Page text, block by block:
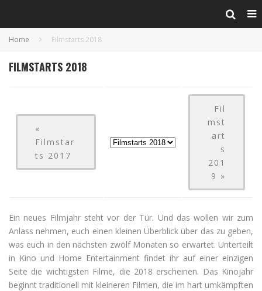
Home Filmstarts 2018
FILMSTARTS 2018
«
Filmstar
ts 2017
Fil
mst
art
s
201
9 »
Ein neues Filmjahr steht vor der Tür. Und das wollen wir zum
Anlass nehmen, euch einen kleinen Überblick über das zu geben,
was euch in den nächsten zwölf Monaten so erwartet. Unterteilt
in Kino und Home Entertainment findet ihr auf einer einzigen
Seite die wichtigsten Filme, die 2018 erscheinen. Das Kinojahr
beginnt traditionell mit kleineren Filmen, die im hart umkämpften